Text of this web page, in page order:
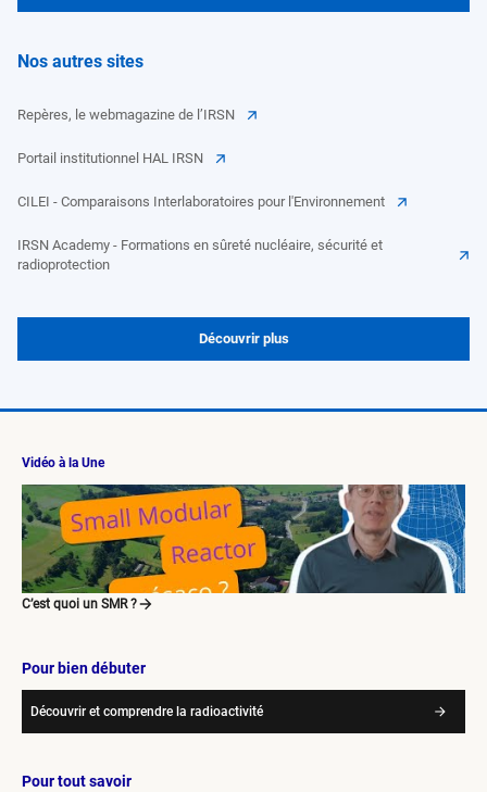
Nos autres sites
Repères, le webmagazine de l’IRSN
Portail institutionnel HAL IRSN
CILEI - Comparaisons Interlaboratoires pour l'Environnement
IRSN Academy - Formations en sûreté nucléaire, sécurité et
radioprotection
Découvrir plus
Vidéo à la Une
C’est quoi un SMR ?
Pour bien débuter
Découvrir et comprendre la radioactivité
Pour tout savoir